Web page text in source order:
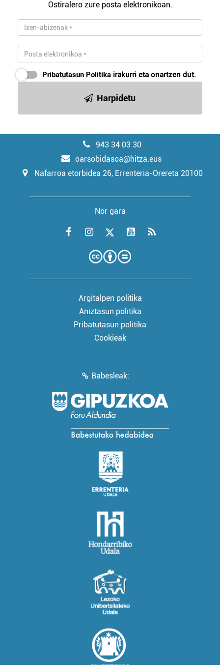
Ostiralero zure posta elektronikoan.
Pribatutasun Politika irakurri eta onartzen dut.
Harpidetu
943 34 03 30
oarsobidasoa@hitza.eus
Nafarroa etorbidea 26, Errenteria-Orereta 20100
Nor gara
Argitalpen politika
Aniztasun politika
Pribatutasun politika
Cookieak
Babesleak: